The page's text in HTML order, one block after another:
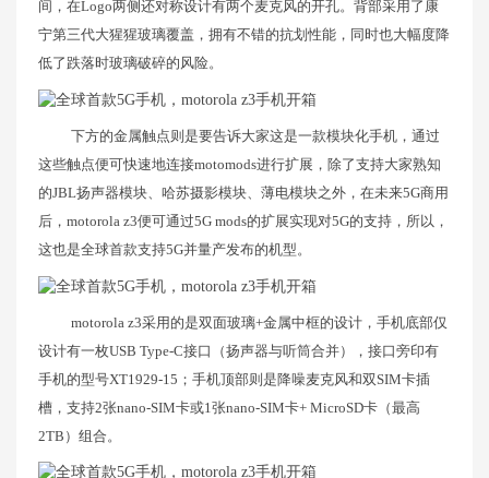
间，在Logo两侧还对称设计有两个麦克风的开孔。背部采用了康
宁第三代大猩猩玻璃覆盖，拥有不错的抗划性能，同时也大幅度降
低了跌落时玻璃破碎的风险。
下方的金属触点则是要告诉大家这是一款模块化手机，通过
这些触点便可快速地连接motomods进行扩展，除了支持大家熟知
的JBL扬声器模块、哈苏摄影模块、薄电模块之外，在未来5G商用
后，motorola z3便可通过5G mods的扩展实现对5G的支持，所以，
这也是全球首款支持5G并量产发布的机型。
motorola z3采用的是双面玻璃+金属中框的设计，手机底部仅
设计有一枚USB Type-C接口（扬声器与听筒合并），接口旁印有
手机的型号XT1929-15；手机顶部则是降噪麦克风和双SIM卡插
槽，支持2张nano-SIM卡或1张nano-SIM卡+ MicroSD卡（最高
2TB）组合。